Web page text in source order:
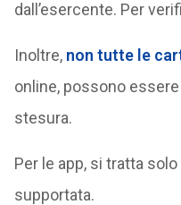
dall’esercente. Per
Inoltre, non tutte le
online, possono
stesura.
Per le app, si tratta solo
supportata.